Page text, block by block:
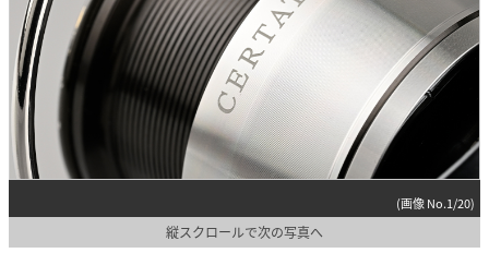
(画像 No.1/20)
縦スクロールで次の写真へ